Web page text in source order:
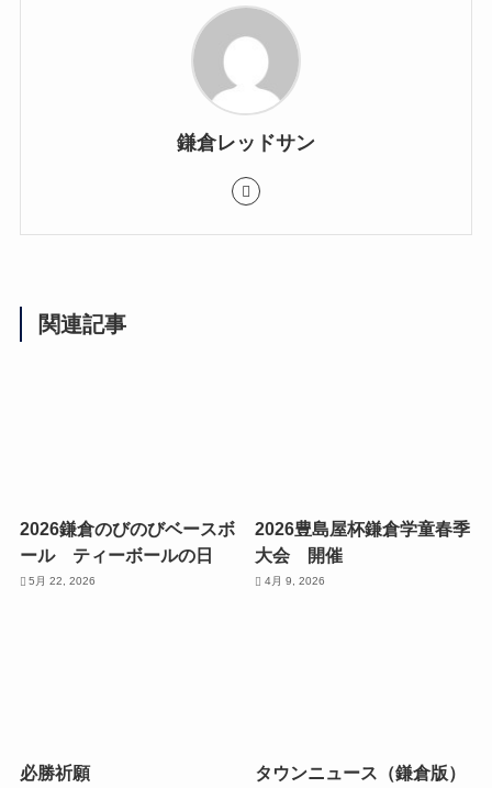
鎌倉レッドサン
関連記事
2026鎌倉のびのびベースボ
ール ティーボールの日
5月 22, 2026
2026豊島屋杯鎌倉学童春季
大会 開催
4月 9, 2026
必勝祈願
タウンニュース（鎌倉版）